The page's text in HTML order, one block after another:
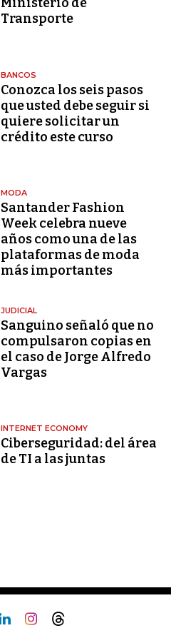
Transporte
BANCOS
Conozca los seis pasos
que usted debe seguir si
quiere solicitar un
crédito este curso
MODA
Santander Fashion
Week celebra nueve
años como una de las
plataformas de moda
más importantes
JUDICIAL
Sanguino señaló que no
compulsaron copias en
el caso de Jorge Alfredo
Vargas
INTERNET ECONOMY
Ciberseguridad: del área
de TI a las juntas